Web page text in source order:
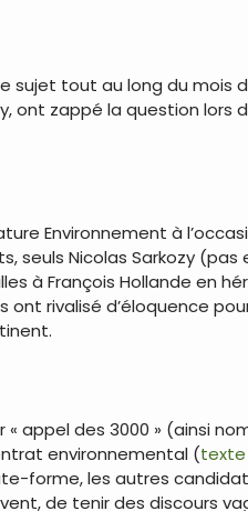
tout au long du mois
ont zappé la question lors
Environnement à
seuls Nicolas Sarkozy
à François Hollande en
rivalisé d’éloquence
appel des 3000 » (ainsi
environnemental (texte
forme, les autres
de tenir des discours